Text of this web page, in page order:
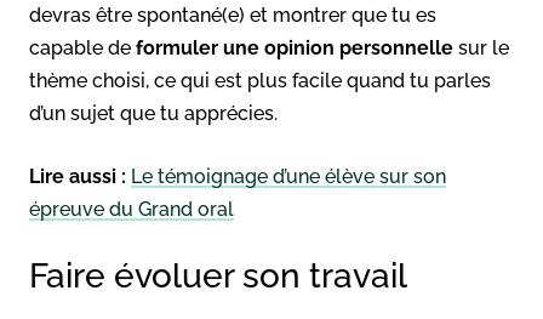
devras être spontané(e) et montrer que tu es
capable de formuler une opinion personnelle sur le
thème choisi, ce qui est plus facile quand tu parles
d’un sujet que tu apprécies.
Lire aussi : Le témoignage d’une élève sur son
épreuve du Grand oral
Faire évoluer son travail